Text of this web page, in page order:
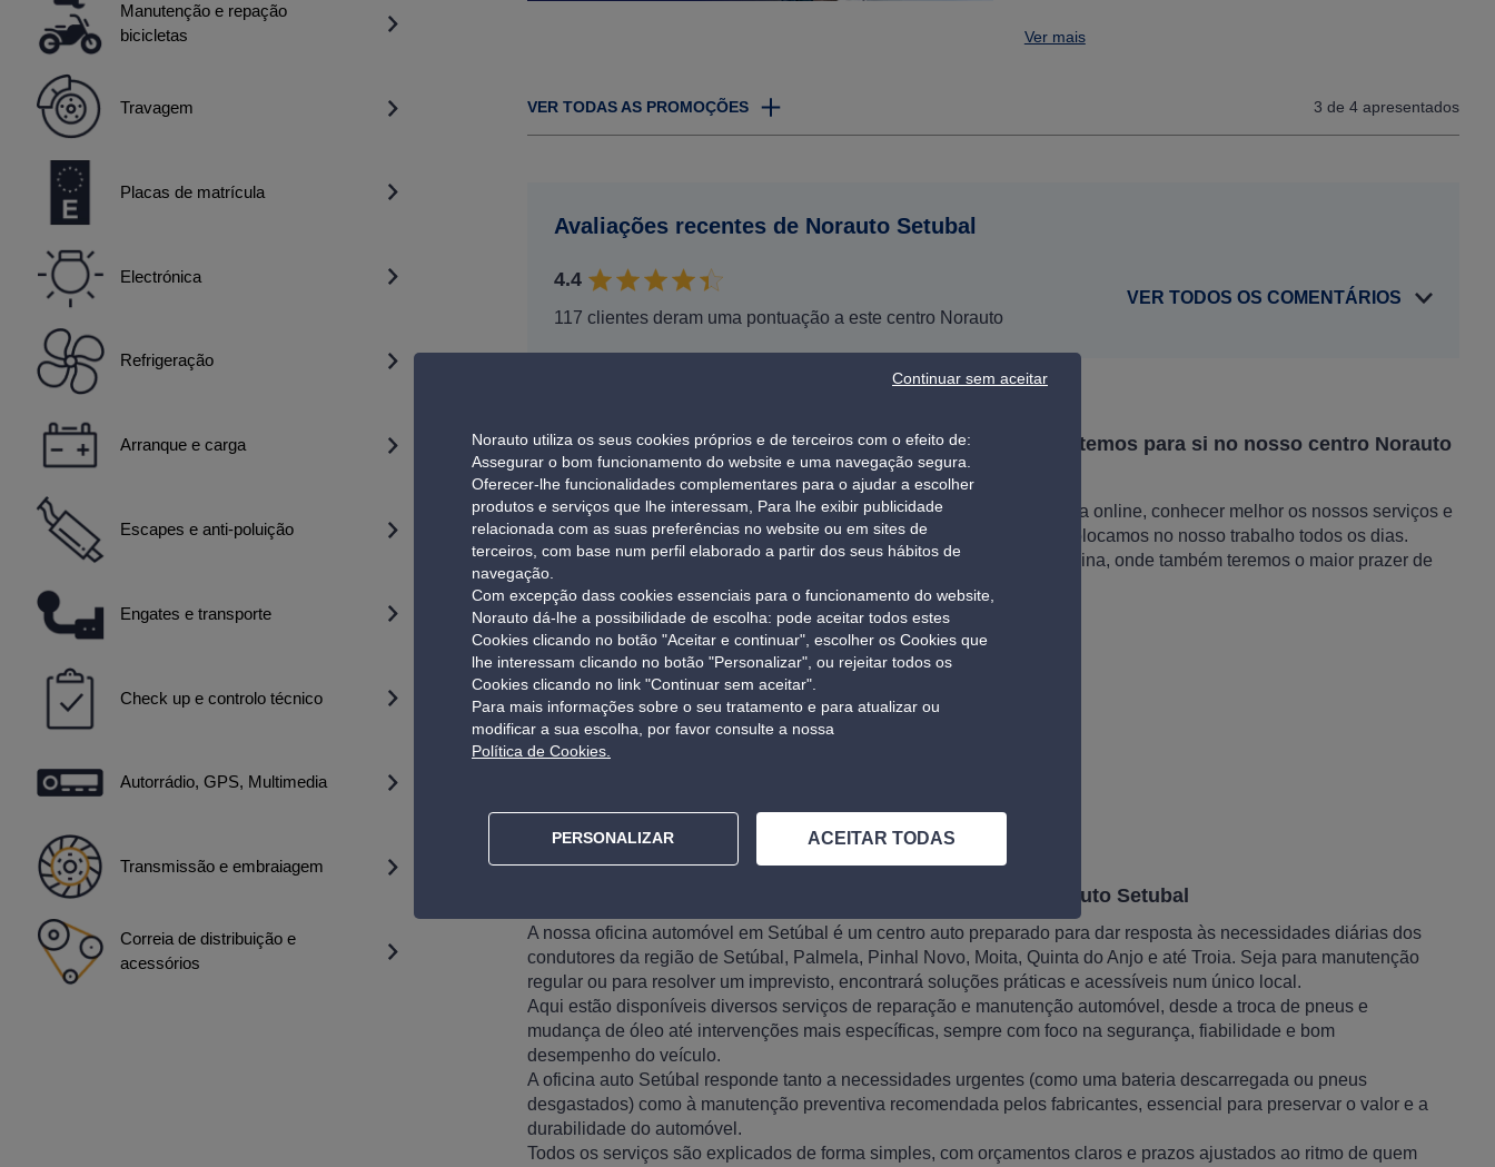
Manutenção e repação
bicicletas
Travagem
Placas de matrícula
Electrónica
Refrigeração
Arranque e carga
Escapes e anti-poluição
Engates e transporte
Check up e controlo técnico
Autorrádio, GPS, Multimedia
Transmissão e embraiagem
Correia de distribuição e
acessórios
Ver mais
VER TODAS AS PROMOÇÕES 3 de 4 apresentados
Avaliações recentes de Norauto Setubal
4.4
117 clientes deram uma pontuação a este centro Norauto
VER TODOS OS COMENTÁRIOS
Descubra toda a nossa oferta de produtos e serviços que temos para si no nosso centro Norauto
Setubal
Com um simples clique, poderá desfrutar de uma experiência exclusiva online, conhecer melhor os nossos serviços e
produtos inovadores bem como o profissionalismo e dedicação que colocamos no nosso trabalho todos os dias.
Queremos que desfrute de uma experiência virtual única da nossa oficina, onde também teremos o maior prazer de
recebê-lo pessoalmente.
Serviços disponíveis na nossa oficina automóvel em Norauto Setubal
A nossa oficina automóvel em Setúbal é um centro auto preparado para dar resposta às necessidades diárias dos
condutores da região de Setúbal, Palmela, Pinhal Novo, Moita, Quinta do Anjo e até Troia. Seja para manutenção
regular ou para resolver um imprevisto, encontrará soluções práticas e acessíveis num único local.
Aqui estão disponíveis diversos serviços de reparação e manutenção automóvel, desde a troca de pneus e
mudança de óleo até intervenções mais específicas, sempre com foco na segurança, fiabilidade e bom
desempenho do veículo.
A oficina auto Setúbal responde tanto a necessidades urgentes (como uma bateria descarregada ou pneus
desgastados) como à manutenção preventiva recomendada pelos fabricantes, essencial para preservar o valor e a
durabilidade do automóvel.
Todos os serviços são explicados de forma simples, com orçamentos claros e prazos ajustados ao ritmo de quem
Norauto utiliza os seus cookies próprios e de terceiros com o efeito de:
Assegurar o bom funcionamento do website e uma navegação segura.
Oferecer-lhe funcionalidades complementares para o ajudar a escolher
produtos e serviços que lhe interessam, Para lhe exibir publicidade
relacionada com as suas preferências no website ou em sites de
terceiros, com base num perfil elaborado a partir dos seus hábitos de
navegação.
Com excepção dass cookies essenciais para o funcionamento do website,
Norauto dá-lhe a possibilidade de escolha: pode aceitar todos estes
Cookies clicando no botão "Aceitar e continuar", escolher os Cookies que
lhe interessam clicando no botão "Personalizar", ou rejeitar todos os
Cookies clicando no link "Continuar sem aceitar".
Para mais informações sobre o seu tratamento e para atualizar ou
modificar a sua escolha, por favor consulte a nossa
Política de Cookies.
PERSONALIZAR
Continuar sem aceitar
ACEITAR TODAS